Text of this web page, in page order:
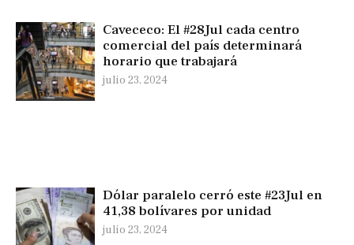
Cavececo: El #28Jul cada centro
comercial del país determinará
horario que trabajará
julio 23, 2024
Dólar paralelo cerró este #23Jul en
41,38 bolívares por unidad
julio 23, 2024